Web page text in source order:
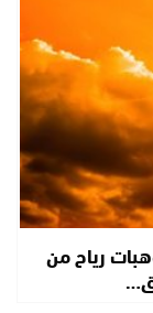
رياح من